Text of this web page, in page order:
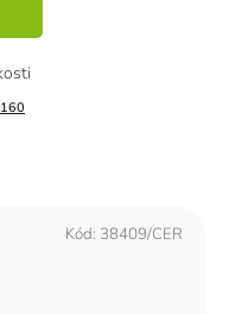
160
Kód: 38409/CER